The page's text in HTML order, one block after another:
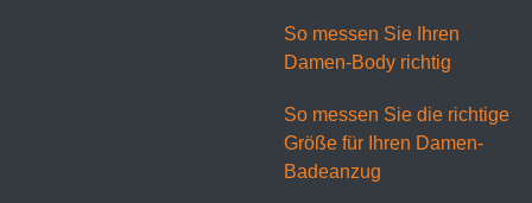
So messen Sie Ihren
Damen-Body richtig
So messen Sie die richtige
Größe für Ihren Damen-
Badeanzug